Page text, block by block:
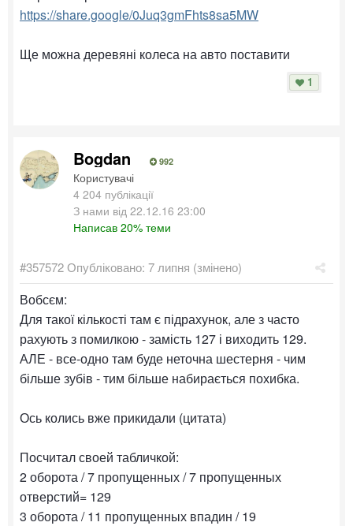
https://share.google/0Juq3gmFhts8sa5MW
Ще можна деревяні колеса на авто поставити
1
Bogdan 992
Користувачі
4 204 публікації
З нами від 22.12.16 23:00
Написав 20% теми
#357572Опубліковано: 7 липня (змінено)
Вобсєм:
Для такої кількості там є підрахунок, але з часто
рахують з помилкою - замість 127 і виходить 129.
АЛЕ - все-одно там буде неточна шестерня - чим
більше зубів - тим більше набирається похибка.
Ось колись вже прикидали (цитата)
Посчитал своей табличкой:
2 оборота / 7 пропущенных / 7 пропущенных
отверстий= 129
3 оборота / 11 пропущенных впадин / 19